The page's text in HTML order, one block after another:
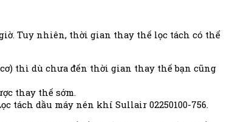
Tuy nhiên, thời gian thay thế lọc tách có thể
thì dù chưa đến thời gian thay thế bạn cũng
thay thế sớm.
tách dầu máy nén khí Sullair 02250100-756.